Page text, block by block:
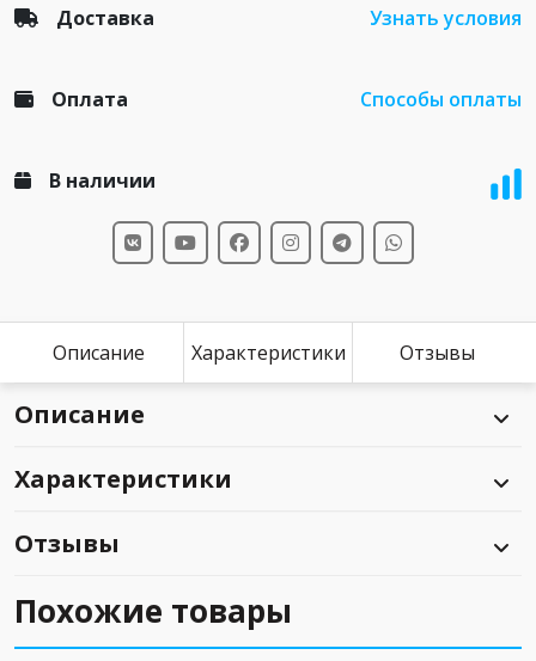
Доставка Узнать условия
Оплата Способы оплаты
В наличии
Описание Характеристики Отзывы
Описание
Характеристики
Отзывы
Похожие товары